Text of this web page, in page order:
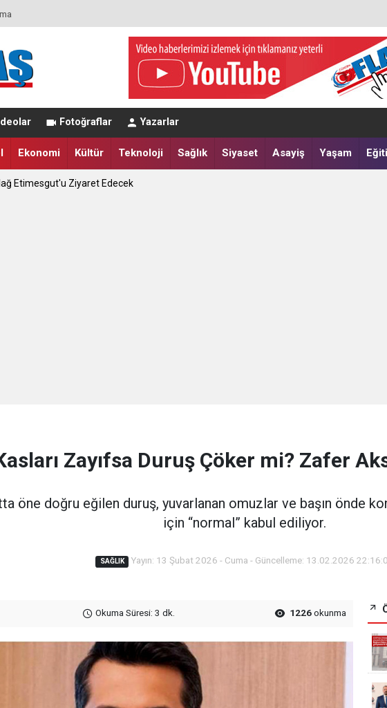
Fotoğraflar Yazarlar
Ekonomi Kültür Teknoloji Sağlık Siyaset Asayiş Yaşam
Etimesgut Değerlendirmesi
Etimesgut'u Ziyaret Edecek
Zayıfsa Duruş Çöker mi? Zafer
öne doğru eğilen duruş, yuvarlanan omuzlar ve başın önde
için “normal” kabul ediliyor.
SAĞLIK Yayın: 13 Şubat 2026 - Cuma - Güncelleme: 13.02.2026
Okuma Süresi: 3 dk. 1226okunma